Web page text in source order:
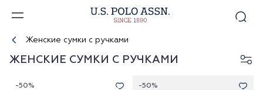
Женские сумки с ручками
ЖЕНСКИЕ СУМКИ С РУЧКАМИ
-50% -50%